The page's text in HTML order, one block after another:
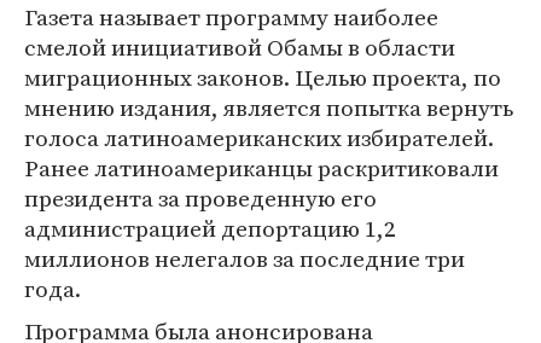
Газета называет программу наиболее
смелой инициативой Обамы в области
миграционных законов. Целью проекта, по
мнению издания, является попытка вернуть
голоса латиноамериканских избирателей.
Ранее латиноамериканцы раскритиковали
президента за проведенную его
администрацией депортацию 1,2
миллионов нелегалов за последние три
года.
Программа была анонсирована